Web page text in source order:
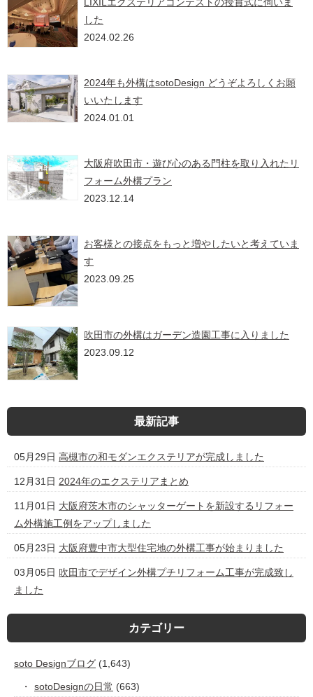
LIXILエクステリアコンテストの授賞式に伺いま
した
2024.02.26
2024年も外構はsotoDesign どうぞよろしくお願
いいたします
2024.01.01
大阪府吹田市・遊び心のある門柱を取り入れたリ
フォーム外構プラン
2023.12.14
お客様との接点をもっと増やしたいと考えていま
す
2023.09.25
吹田市の外構はガーデン造園工事に入りました
2023.09.12
最新記事
05月29日 高槻市の和モダンエクステリアが完成しました
12月31日 2024年のエクステリアまとめ
11月01日 大阪府茨木市のシャッターゲートを新設するリフォー
ム外構施工例をアップしました
05月23日 大阪府豊中市大型住宅地の外構工事が始まりました
03月05日 吹田市でデザイン外構プチリフォーム工事が完成致し
ました
カテゴリー
soto Designブログ (1,643)
sotoDesignの日常 (663)